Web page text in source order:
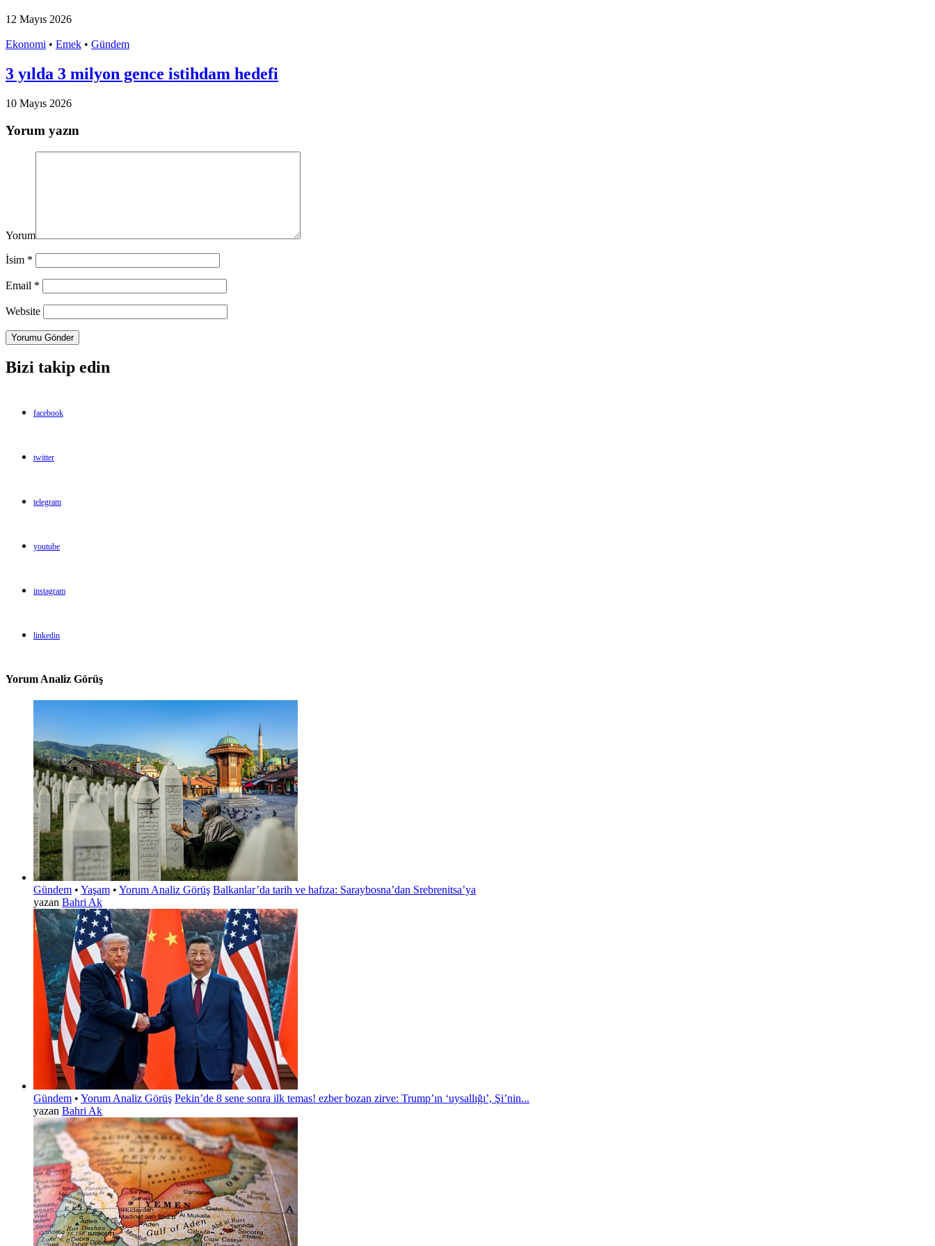
12 Mayıs 2026
Ekonomi • Emek • Gündem
3 yılda 3 milyon gence istihdam hedefi
10 Mayıs 2026
Yorum yazın
Yorum
İsim *
Email *
Website
Bizi takip edin
facebook
twitter
telegram
youtube
instagram
linkedin
Yorum Analiz Görüş
Gündem • Yaşam • Yorum Analiz Görüş Balkanlar’da tarih ve hafıza: Saraybosna’dan Srebrenitsa’ya
yazan Bahri Ak
Gündem • Yorum Analiz Görüş Pekin’de 8 sene sonra ilk temas! ezber bozan zirve: Trump’ın ‘uysallığı’, Şi’nin...
yazan Bahri Ak